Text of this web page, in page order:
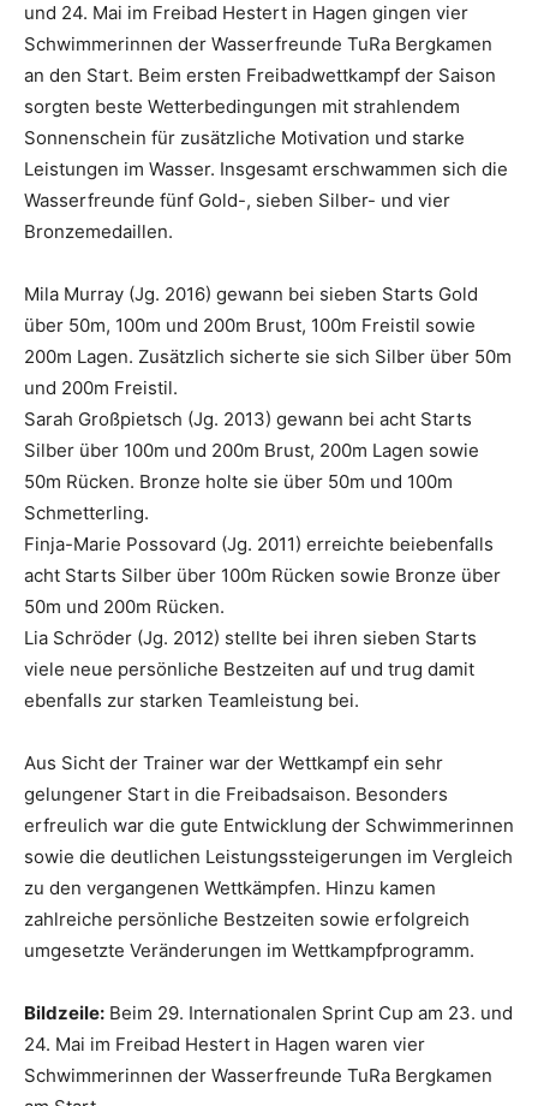
und 24. Mai im Freibad Hestert in Hagen gingen vier
Schwimmerinnen der Wasserfreunde TuRa Bergkamen
an den Start. Beim ersten Freibadwettkampf der Saison
sorgten beste Wetterbedingungen mit strahlendem
Sonnenschein für zusätzliche Motivation und starke
Leistungen im Wasser. Insgesamt erschwammen sich die
Wasserfreunde fünf Gold-, sieben Silber- und vier
Bronzemedaillen.
Mila Murray (Jg. 2016) gewann bei sieben Starts Gold
über 50m, 100m und 200m Brust, 100m Freistil sowie
200m Lagen. Zusätzlich sicherte sie sich Silber über 50m
und 200m Freistil.
Sarah Großpietsch (Jg. 2013) gewann bei acht Starts
Silber über 100m und 200m Brust, 200m Lagen sowie
50m Rücken. Bronze holte sie über 50m und 100m
Schmetterling.
Finja-Marie Possovard (Jg. 2011) erreichte beiebenfalls
acht Starts Silber über 100m Rücken sowie Bronze über
50m und 200m Rücken.
Lia Schröder (Jg. 2012) stellte bei ihren sieben Starts
viele neue persönliche Bestzeiten auf und trug damit
ebenfalls zur starken Teamleistung bei.
Aus Sicht der Trainer war der Wettkampf ein sehr
gelungener Start in die Freibadsaison. Besonders
erfreulich war die gute Entwicklung der Schwimmerinnen
sowie die deutlichen Leistungssteigerungen im Vergleich
zu den vergangenen Wettkämpfen. Hinzu kamen
zahlreiche persönliche Bestzeiten sowie erfolgreich
umgesetzte Veränderungen im Wettkampfprogramm.
Bildzeile: Beim 29. Internationalen Sprint Cup am 23. und
24. Mai im Freibad Hestert in Hagen waren vier
Schwimmerinnen der Wasserfreunde TuRa Bergkamen